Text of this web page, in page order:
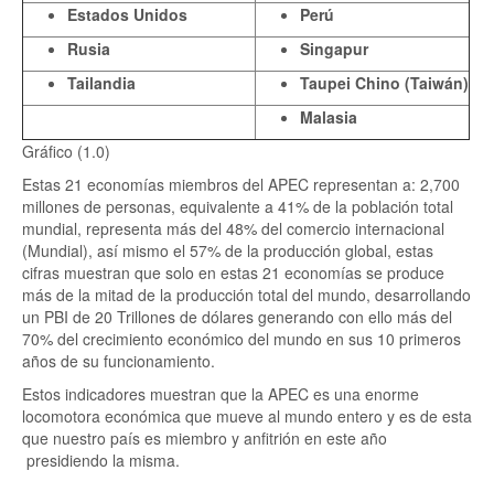
Estados Unidos
Perú
Rusia
Singapur
Tailandia
Taupei Chino (Taiwán)
Malasia
Gráfico (1.0)
Estas 21 economías miembros del APEC representan a: 2,700
millones de personas, equivalente a 41% de la población total
mundial, representa más del 48% del comercio internacional
(Mundial), así mismo el 57% de la producción global, estas
cifras muestran que solo en estas 21 economías se produce
más de la mitad de la producción total del mundo, desarrollando
un PBI de 20 Trillones de dólares generando con ello más del
70% del crecimiento económico del mundo en sus 10 primeros
años de su funcionamiento.
Estos indicadores muestran que la APEC es una enorme
locomotora económica que mueve al mundo entero y es de esta
que nuestro país es miembro y anfitrión en este año
presidiendo la misma.